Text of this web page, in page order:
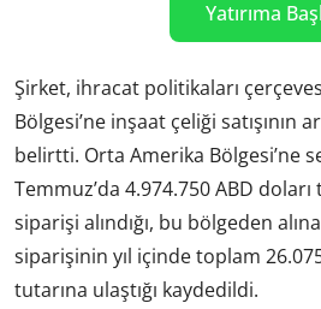
Yatırıma
Şirket, ihracat politikaları
Bölgesi’ne inşaat çeliği satışının
belirtti. Orta Amerika Bölgesi’ne
Temmuz’da 4.974.750 ABD
siparişi alındığı, bu bölgeden
siparişinin yıl içinde toplam
tutarına ulaştığı kaydedildi.